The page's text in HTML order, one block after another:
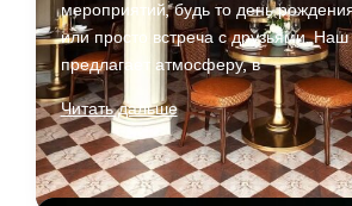
мероприятий, будь то день
или просто встреча с друзьями. Наш
предлагает атмосферу, в
Лучшие
караоке
в
Москве
Читать дальше